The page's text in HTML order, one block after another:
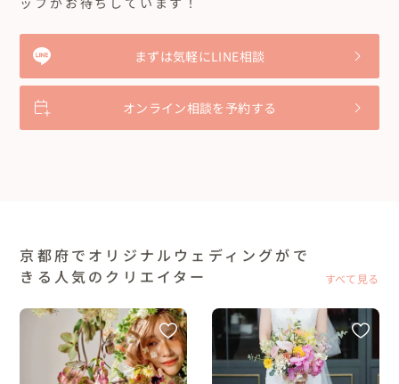
まずは気軽にLINE相談
オンライン相談を予約する
京都府でオリジナルウェディングがで
きる人気のクリエイター
すべて見る